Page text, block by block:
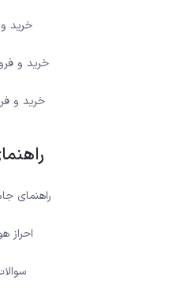
خرید
خرید و
خرید و
راهنمای
احراز